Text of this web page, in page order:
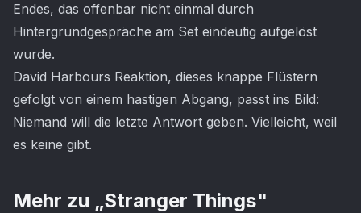
Endes, das offenbar nicht einmal durch
Hintergrundgespräche am Set eindeutig aufgelöst
wurde.
David Harbours Reaktion, dieses knappe Flüstern
gefolgt von einem hastigen Abgang, passt ins Bild:
Niemand will die letzte Antwort geben. Vielleicht, weil
es keine gibt.
Mehr zu „Stranger Things"